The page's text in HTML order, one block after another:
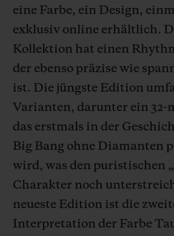
eine Farbe, ein Design,
exklusiv online erhältlich.
Kollektion hat einen
der ebenso präzise wie
ist. Die jüngste Edition
Varianten, darunter ein 32-
das erstmals in der
Big Bang ohne Diamanten
wird, was den puristischen
Charakter noch
neueste Edition ist die
Interpretation der Farbe
EINE